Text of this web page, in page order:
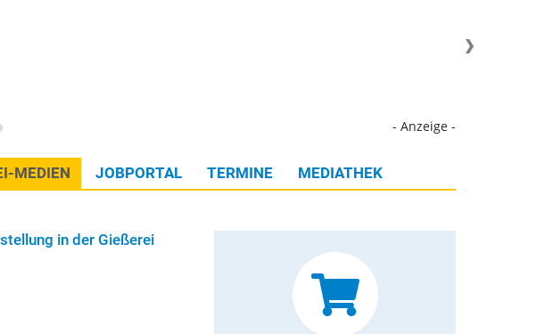
- Anzeige -
MEDIEN JOBPORTAL TERMINE MEDIATHEK
in der Gießerei